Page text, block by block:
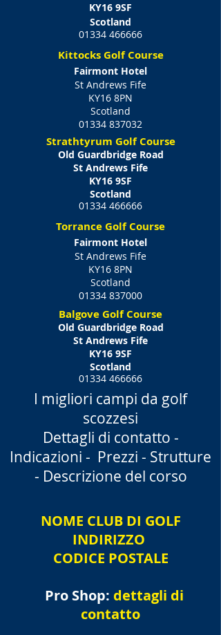
KY16 9SF
Scotland
01334 466666
Kittocks Golf Course
Fairmont Hotel
St Andrews Fife
KY16 8PN
Scotland
01334 837032
Strathtyrum Golf Course
Old Guardbridge Road
St Andrews Fife
KY16 9SF
Scotland
01334 466666
Torrance Golf Course
Fairmont Hotel
St Andrews Fife
KY16 8PN
Scotland
01334 837000
Balgove Golf Course
Old Guardbridge Road
St Andrews Fife
KY16 9SF
Scotland
01334 466666
I migliori campi da golf
scozzesi
Dettagli di contatto -
Indicazioni - Prezzi - Strutture
- Descrizione del corso
NOME CLUB DI GOLF
INDIRIZZO
CODICE POSTALE
Pro Shop: dettagli di
contatto